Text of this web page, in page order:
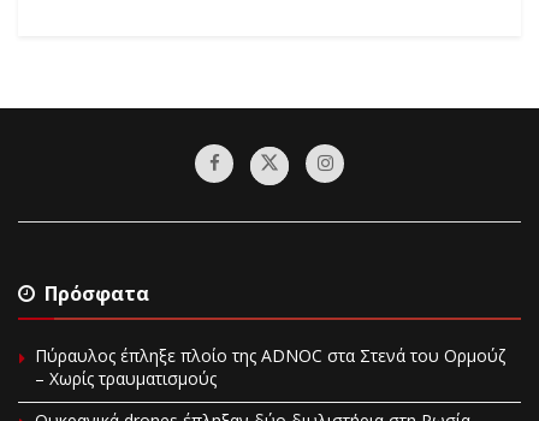
Πρόσφατα
Πύραυλος έπληξε πλοίο της ADNOC στα Στενά του Ορμούζ
– Χωρίς τραυματισμούς